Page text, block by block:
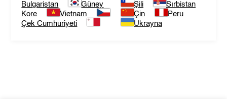
Bulgaristan
Güney
Kore
Vietnam
Çek Cumhuriyeti
Şili
Sırbistan
Çin
Peru
Ukrayna